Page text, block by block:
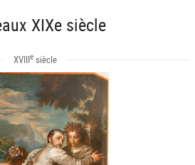
XIXe siècle
XVIIIe siècle